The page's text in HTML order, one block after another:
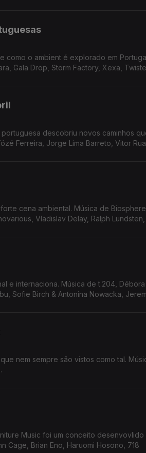
como o ambient é explorado em
Gala Drop, Storm Factory, Xexa,
descobriu novos caminhos
Ferreira, Jorge Lima Barreto, Vitor
cena ambiental. Música de
Vladislav Delay, Ralph
e internaciona. Música de t.204,
Sofie Birch & Antonina Nowacka,
nem sempre são vistos como tal.
Music foi um conceito
Cage, Brian Eno, Haruomi Hosono, 718